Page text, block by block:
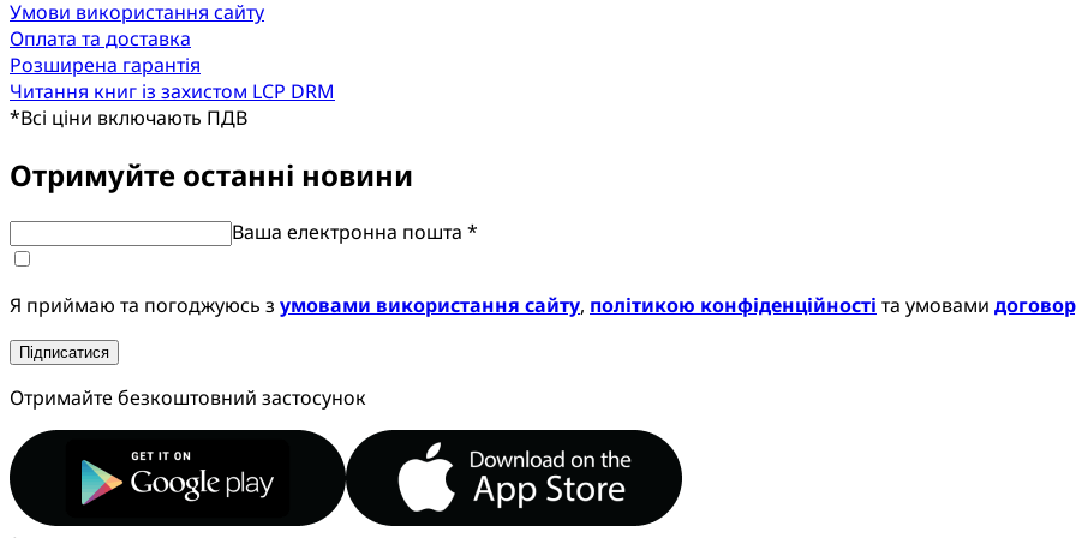
Умови використання сайту
Оплата та доставка
Розширена гарантія
Читання книг із захистом LCP DRM
*Всі ціни включають ПДВ
Отримуйте останні новини
Ваша електронна пошта *
Я приймаю та погоджуюсь з умовами використання сайту, політикою конфіденційності та умовами
Підписатися
Отримайте безкоштовний застосунок